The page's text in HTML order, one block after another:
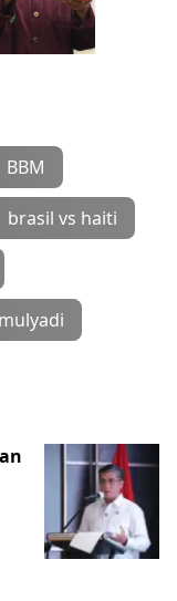
BBM
brasil vs haiti